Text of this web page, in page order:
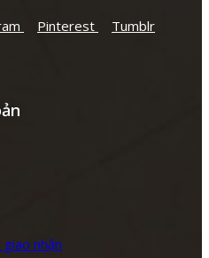
Pinterest
Tumblr
giao nhận